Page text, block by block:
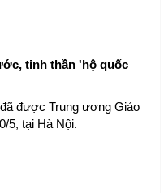
tinh thần 'hộ quốc
được Trung ương Giáo
5, tại Hà Nội.